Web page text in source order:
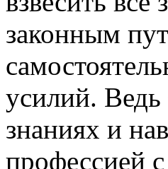
законным
усилий.
знаниях и
профессией